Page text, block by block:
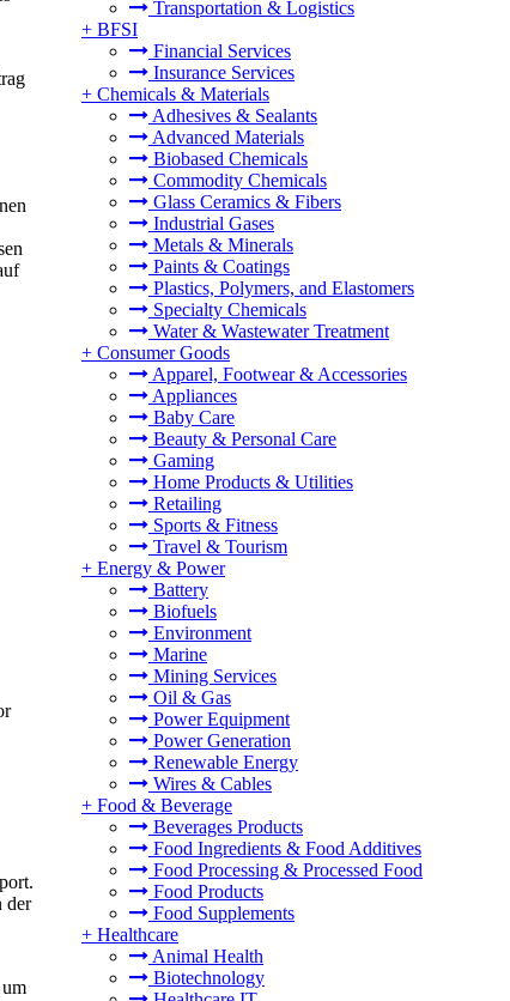
Transportation & Logistics
+ BFSI
Financial Services
Insurance Services
+ Chemicals & Materials
Adhesives & Sealants
Advanced Materials
Biobased Chemicals
Commodity Chemicals
Glass Ceramics & Fibers
Industrial Gases
Metals & Minerals
Paints & Coatings
Plastics, Polymers, and Elastomers
Specialty Chemicals
Water & Wastewater Treatment
+ Consumer Goods
Apparel, Footwear & Accessories
Appliances
Baby Care
Beauty & Personal Care
Gaming
Home Products & Utilities
Retailing
Sports & Fitness
Travel & Tourism
+ Energy & Power
Battery
Biofuels
Environment
Marine
Mining Services
Oil & Gas
Power Equipment
Power Generation
Renewable Energy
Wires & Cables
+ Food & Beverage
Beverages Products
Food Ingredients & Food Additives
Food Processing & Processed Food
Food Products
Food Supplements
+ Healthcare
Animal Health
Biotechnology
der